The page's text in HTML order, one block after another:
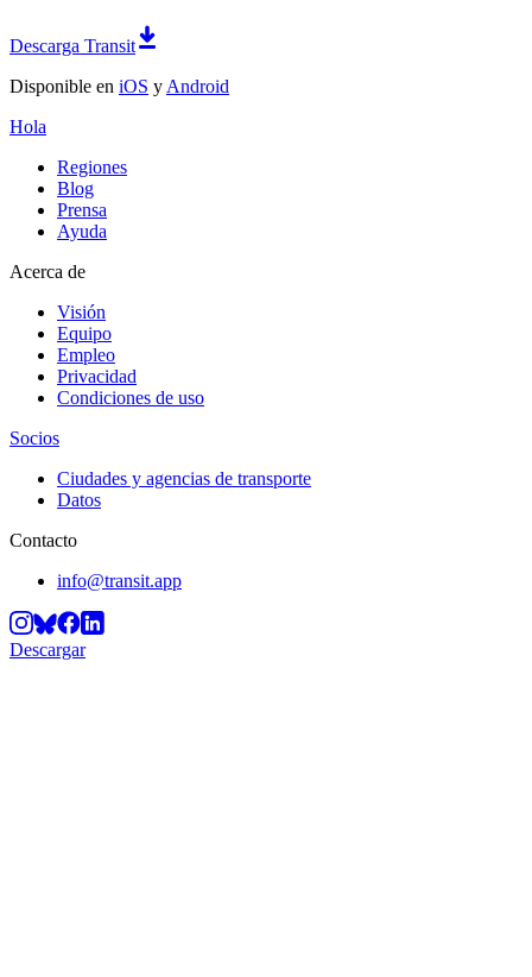
Descarga Transit
Disponible en iOS y Android
Hola
Regiones
Blog
Prensa
Ayuda
Acerca de
Visión
Equipo
Empleo
Privacidad
Condiciones de uso
Socios
Ciudades y agencias de transporte
Datos
Contacto
info@transit.app
Descargar